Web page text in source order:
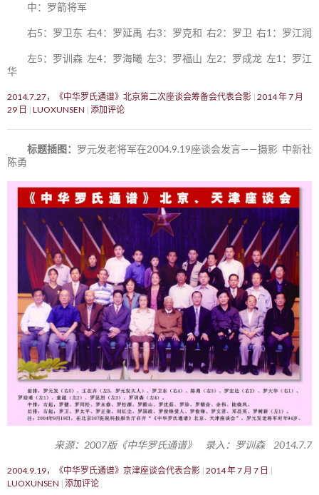
中：罗箭将军
右5：罗卫东 右4：罗延禹 右3：罗克和 右2：罗卫 右1：罗江润
左5：罗训森 左4：罗海曦 左3：罗福山 左2：罗成龙 左1：罗江
华
2014.7.27，《中华罗氏通谱》北京第二次座谈会筹备会代表合影 2014 年 7 月
29 日
LUOXUNSEN 添加评论
标题插图： 罗元发老将军在2004.9.19座谈会发言——摄影 中新社
陈勇
来源：2007版《中华罗氏通谱》 录入：罗训森 2014.7.7
2004.9.19，《中华罗氏通谱》京津座谈会代表合影 2014 年 7 月 7 日
LUOXUNSEN 添加评论